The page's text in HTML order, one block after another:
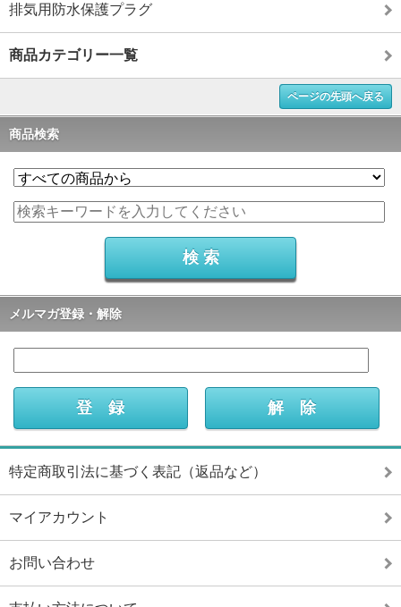
排気用防水保護プラグ
商品カテゴリー一覧
ページの先頭へ戻る
商品検索
メルマガ登録・解除
特定商取引法に基づく表記（返品など）
マイアカウント
お問い合わせ